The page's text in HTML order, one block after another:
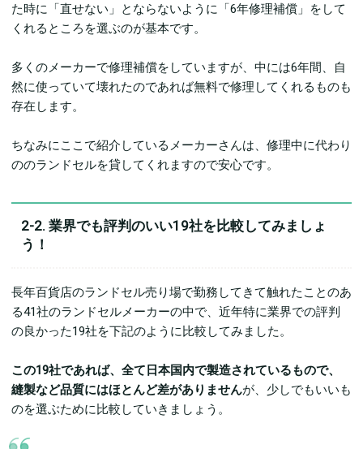
た時に「直せない」とならないように「6年修理補償」をして
くれるところを選ぶのが基本です。
多くのメーカーで修理補償をしていますが、中には6年間、自
然に使っていて壊れたのであれば無料で修理してくれるものも
存在します。
ちなみにここで紹介しているメーカーさんは、修理中に代わり
ののランドセルを貸してくれますので安心です。
2-2. 業界でも評判のいい19社を比較してみましょ
う！
長年百貨店のランドセル売り場で勤務してきて触れたことのあ
る41社のランドセルメーカーの中で、近年特に業界での評判
の良かった19社を下記のように比較してみました。
この19社であれば、全て日本国内で製造されているもので、
縫製など品質にはほとんど差がありませんが、少しでもいいも
のを選ぶために比較していきましょう。